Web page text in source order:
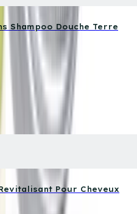
Shampoo Douche Terre
Pour Cheveux